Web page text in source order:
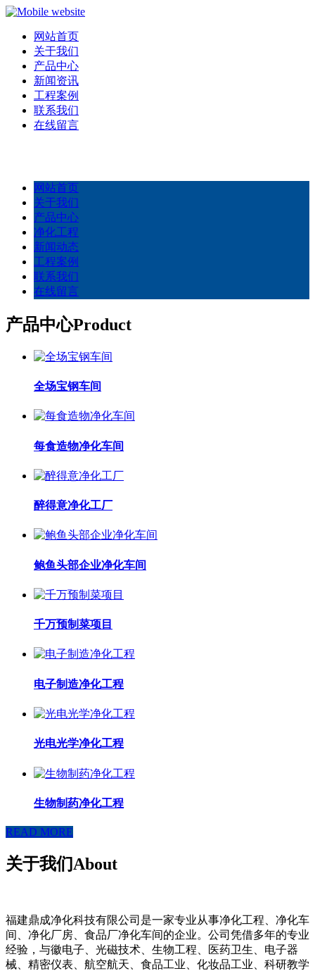
网站首页
关于我们
产品中心
新闻资讯
工程案例
联系我们
在线留言
网站首页
关于我们
产品中心
净化工程
新闻动态
工程案例
联系我们
在线留言
产品中心Product
全场宝钢车间
每食造物净化车间
醉得意净化工厂
鲍鱼头部企业净化车间
千万预制菜项目
电子制造净化工程
光电光学净化工程
生物制药净化工程
READ MORE
关于我们About
福建鼎成净化科技有限公司是一家专业从事净化工程、净化车
间、净化厂房、食品厂净化车间的企业。公司凭借多年的专业
经验，与徽电子、光磁技术、生物工程、医药卫生、电子器
械、精密仪表、航空航天、食品工业、化妆品工业、科研教学